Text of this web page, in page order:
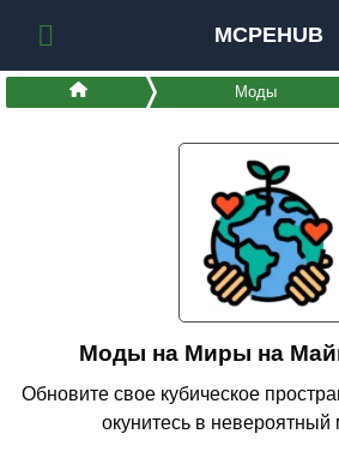
MCPEHUB
Моды
Моды на Миры на
Обновите свое кубическое
окунитесь в